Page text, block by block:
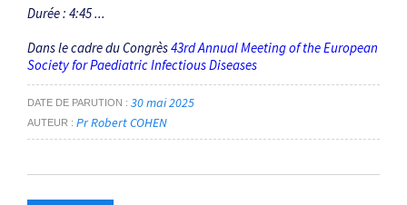
Durée : 4:45 ...
Dans le cadre du Congrès43rd Annual Meeting of the European
Society for Paediatric Infectious Diseases
DATE DE PARUTION 30 mai 2025
AUTEUR Pr Robert COHEN